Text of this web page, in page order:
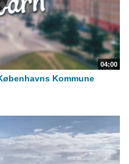
04:00
Kommune